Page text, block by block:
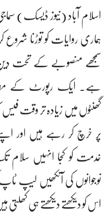
اسلام آباد (نیوز ڈیسک)
ہماری روایات کو توڑنا
سمجھے منصوبے کے تحت دین
گھنٹوں میں زیادہ تر وقت
پر خرچ کر رہے ہیں اور
خدمت کو کجا انہیں
نوجوانوں کی آنکھیں لیپ ٹاپ
اس کو دیکھتے دیکھتے ہی